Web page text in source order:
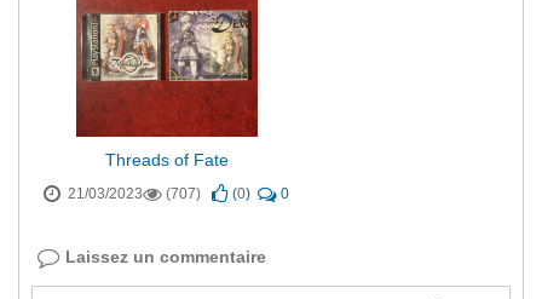
Threads of Fate
21/03/2023 (707) (0) 0
Laissez un commentaire